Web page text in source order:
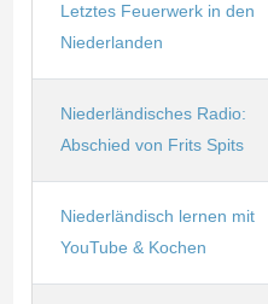
Letztes Feuerwerk in den
Niederlanden
Niederländisches Radio:
Abschied von Frits Spits
Niederländisch lernen mit
YouTube & Kochen